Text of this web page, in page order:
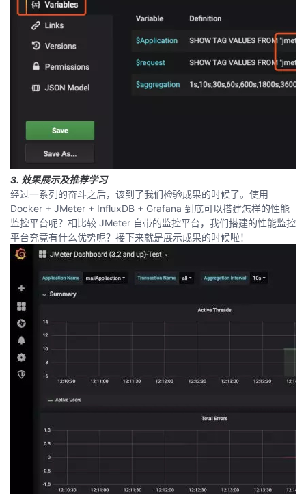
3. 效果展示及推荐学习
经过一系列的奋斗之后，该到了我们检验成果的时候了。使用
Docker + JMeter + InfluxDB + Grafana 到底可以搭建怎样的性能
监控平台呢？相比较 JMeter 自带的监控平台，我们搭建的性能监控
平台究竟有什么优势呢？接下来就是展示成果的时候啦！